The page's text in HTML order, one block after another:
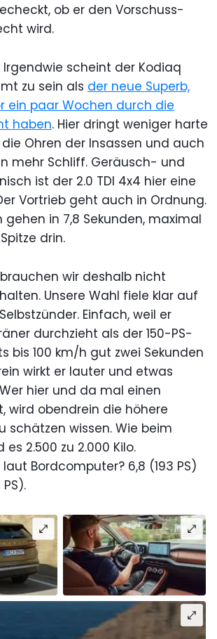
ob er den Vorschuss-
wird.
Irgendwie scheint der Kodiaq
zu sein als der neue Superb,
ein paar Wochen durch die
haben. Hier dringt weniger harte
Ohren der Insassen und auch
mehr Schliff. Geräusch- und
ist der 2.0 TDI 4x4 hier eine
Vortrieb geht auch in Ordnung.
gehen in 7,8 Sekunden, maximal
drin.
wir deshalb nicht
Unsere Wahl fiele klar auf
Einfach, weil er
durchzieht als der 150-PS-
bis 100 km/h gut zwei Sekunden
wirkt er lauter und etwas
hier und da mal einen
wird obendrein die höhere
schätzen wissen. Wie beim
2.500 zu 2.000 Kilo.
Bordcomputer? 6,8 (193 PS)